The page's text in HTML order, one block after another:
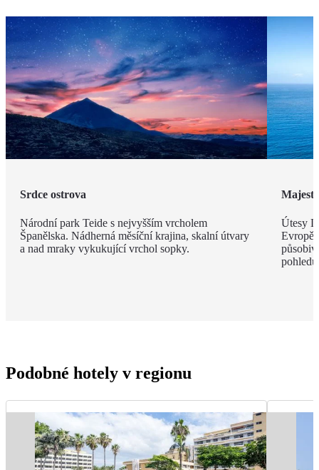
Srdce ostrova
Národní park Teide s nejvyšším vrcholem
Španělska. Nádherná měsíční krajina, skalní útvary
a nad mraky vykukující vrchol sopky.
Útesy
Evropě,
Podobné hotely v regionu